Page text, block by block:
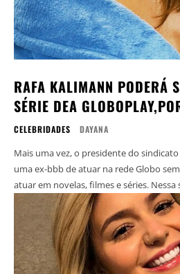
RAFA KALIMANN PODERÁ
SÉRIE DEA
CELEBRIDADES DAYANA
Mais uma vez, o presidente do
uma ex-bbb de atuar na rede Globo
atuar em novelas,